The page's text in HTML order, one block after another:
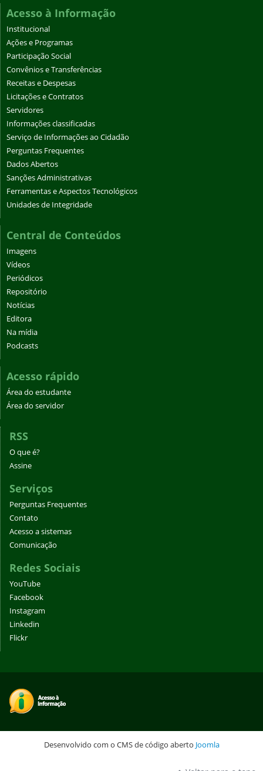
Acesso à Informação
Institucional
Ações e Programas
Participação Social
Convênios e Transferências
Receitas e Despesas
Licitações e Contratos
Servidores
Informações classificadas
Serviço de Informações ao Cidadão
Perguntas Frequentes
Dados Abertos
Sanções Administrativas
Ferramentas e Aspectos Tecnológicos
Unidades de Integridade
Central de Conteúdos
Imagens
Vídeos
Periódicos
Repositório
Notícias
Editora
Na mídia
Podcasts
Acesso rápido
Área do estudante
Área do servidor
RSS
O que é?
Assine
Serviços
Perguntas Frequentes
Contato
Acesso a sistemas
Comunicação
Redes Sociais
YouTube
Facebook
Instagram
Linkedin
Flickr
Desenvolvido com o CMS de código aberto Joomla